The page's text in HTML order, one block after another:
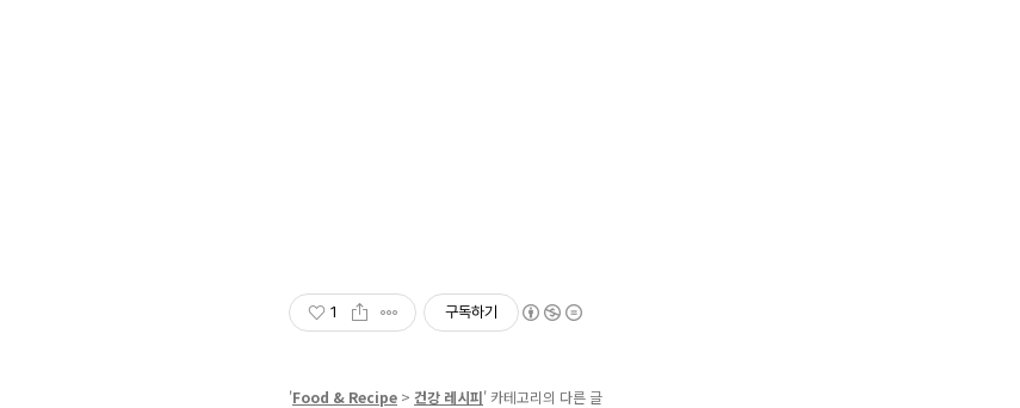
1 구독하기
'Food & Recipe > 건강 레시피' 카테고리의 다른 글